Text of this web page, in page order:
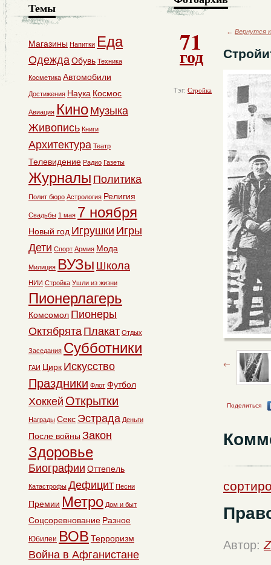
71
год
Тэг: Стройка
← Вернутся
Поделиться
Автор:
Темы
Магазины Напитки Еда
ОдеждаОбувь Техника
Косметика Автомобили
Достижения Наука Космос
Авиация Кино Музыка
Живопись Книги
Архитектура Театр
Телевидение Радио Газеты
Журналы Политика
Полит бюро Астрология Религия
Свадьбы 1 мая 7 ноября
Новый год Игрушки Игры
Дети Спорт Армия Мода
Милиция ВУЗы Школа
НИИ Стройка Ушли из жизни
Пионерлагерь
Комсомол Пионеры
Октябрята Плакат Отдых
Заседания Субботники
ГАИ Цирк Искусство
Праздники Флот Футбол
Хоккей Открытки
Награды Секс Эстрада Деньги
После войны Закон
Здоровье
Биографии Оттепель
Катастрофы Дефицит Песни
Премии Метро Дом и быт
Соцсоревнование Разное
Юбилеи ВОВ Терроризм
Война в Афганистане